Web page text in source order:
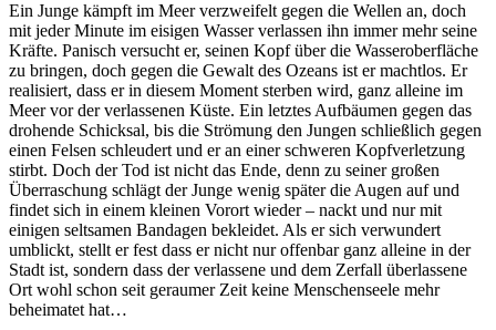
Ein Junge kämpft im Meer verzweifelt gegen die Wellen an, doch
mit jeder Minute im eisigen Wasser verlassen ihn immer mehr seine
Kräfte. Panisch versucht er, seinen Kopf über die Wasseroberfläche
zu bringen, doch gegen die Gewalt des Ozeans ist er machtlos. Er
realisiert, dass er in diesem Moment sterben wird, ganz alleine im
Meer vor der verlassenen Küste. Ein letztes Aufbäumen gegen das
drohende Schicksal, bis die Strömung den Jungen schließlich gegen
einen Felsen schleudert und er an einer schweren Kopfverletzung
stirbt. Doch der Tod ist nicht das Ende, denn zu seiner großen
Überraschung schlägt der Junge wenig später die Augen auf und
findet sich in einem kleinen Vorort wieder – nackt und nur mit
einigen seltsamen Bandagen bekleidet. Als er sich verwundert
umblickt, stellt er fest dass er nicht nur offenbar ganz alleine in der
Stadt ist, sondern dass der verlassene und dem Zerfall überlassene
Ort wohl schon seit geraumer Zeit keine Menschenseele mehr
beheimatet hat…